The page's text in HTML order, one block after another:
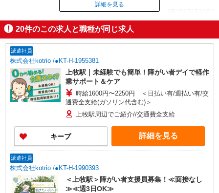
ID：AE0527653082
掲載期間終了
詳細を見る
20件のこの求人と職種が同じ求人
派遣社員
株式会社kotrio /●KT-H-1955381
上牧駅｜未経験でも簡単！障がい者デイで軽作
業サポート＆ケア
時給1600円〜2250円 ＜日払い有/週払い有/交
通費全支給(ガソリン代含む)＞
上牧駅周辺でご紹介//交通費全支給
キープ 詳細を見る
派遣社員
株式会社kotrio /●KT-H-1990393
＜上牧駅＞障がい者支援員募集！≪面接なし
≫≪週3日OK≫